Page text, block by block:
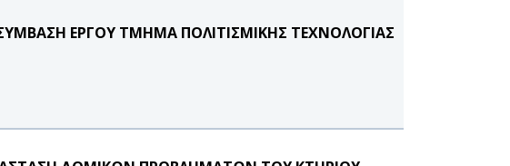
ΕΡΓΟΥ ΤΜΗΜΑ ΠΟΛΙΤΙΣΜΙΚΗΣ ΤΕΧΝΟΛΟΓΙΑΣ